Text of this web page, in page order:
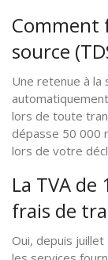
Comment
source
Une retenue à la
lors de toute
dépasse 50 000
lors de votre
La TVA
frais de
Oui, depuis